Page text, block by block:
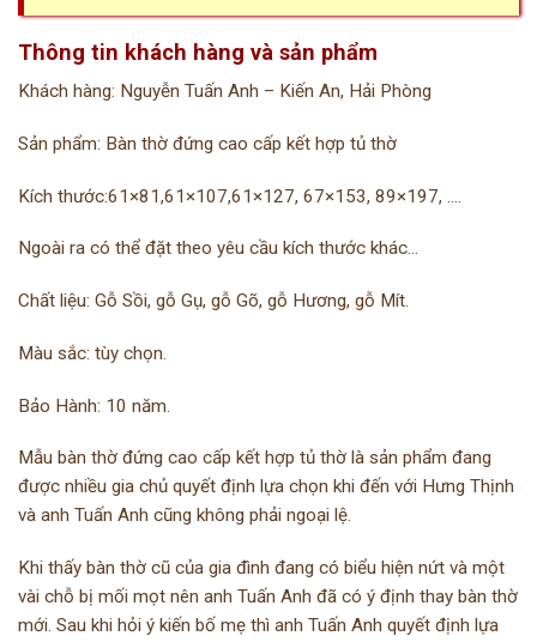
Thông tin khách hàng và sản phẩm
Khách hàng: Nguyễn Tuấn Anh – Kiến An, Hải Phòng
Sản phẩm: Bàn thờ đứng cao cấp kết hợp tủ thờ
Kích thước:61×81,61×107,61×127, 67×153, 89×197, ….
Ngoài ra có thể đặt theo yêu cầu kích thước khác…
Chất liệu: Gỗ Sồi, gỗ Gụ, gỗ Gõ, gỗ Hương, gỗ Mít.
Màu sắc: tùy chọn.
Bảo Hành: 10 năm.
Mẫu bàn thờ đứng cao cấp kết hợp tủ thờ là sản phẩm đang
được nhiều gia chủ quyết định lựa chọn khi đến với Hưng Thịnh
và anh Tuấn Anh cũng không phải ngoại lệ.
Khi thấy bàn thờ cũ của gia đình đang có biểu hiện nứt và một
vài chỗ bị mối mọt nên anh Tuấn Anh đã có ý định thay bàn thờ
mới. Sau khi hỏi ý kiến bố mẹ thì anh Tuấn Anh quyết định lựa